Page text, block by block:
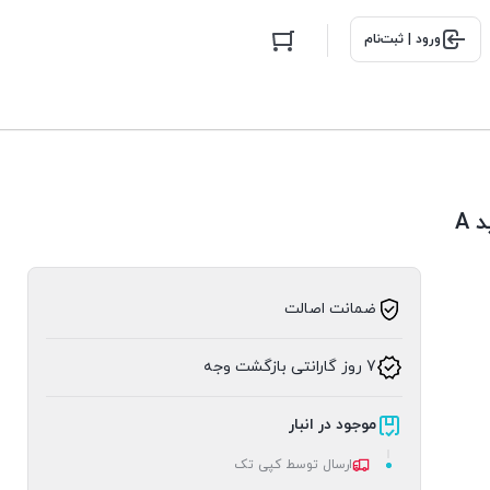
ورود | ثبت‌نام
ضمانت اصالت
7 روز گارانتی بازگشت وجه
موجود در انبار
ارسال توسط کپی تک